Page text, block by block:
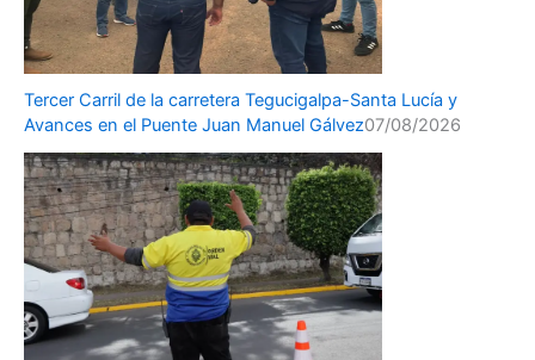
Tercer Carril de la carretera Tegucigalpa-Santa Lucía y
Avances en el Puente Juan Manuel Gálvez07/08/2026